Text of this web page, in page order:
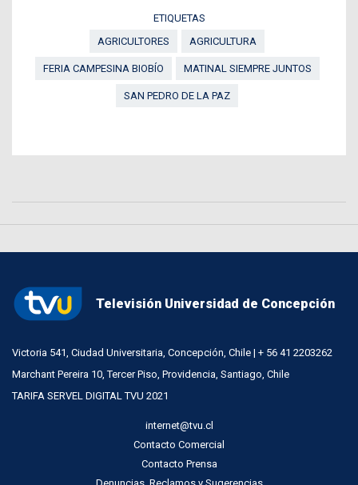
ETIQUETAS
AGRICULTORES
AGRICULTURA
FERIA CAMPESINA BIOBÍO MATINAL SIEMPRE JUNTOS
SAN PEDRO DE LA PAZ
Televisión Universidad de Concepción
Victoria 541, Ciudad Universitaria, Concepción, Chile | + 56 41 2203262
Marchant Pereira 10, Tercer Piso, Providencia, Santiago, Chile
TARIFA SERVEL DIGITAL TVU 2021
internet@tvu.cl
Contacto Comercial
Contacto Prensa